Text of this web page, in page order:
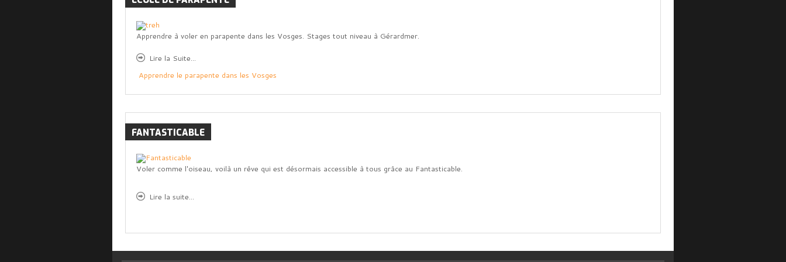
Apprendre à voler en parapente dans les Vosges. Stages tout niveau à Gérardmer.
Lire la Suite...
Apprendre le parapente dans les Vosges
FANTASTICABLE
Voler comme l'oiseau, voilà un rêve qui est désormais accessible à tous grâce au Fantasticable.
Lire la suite...